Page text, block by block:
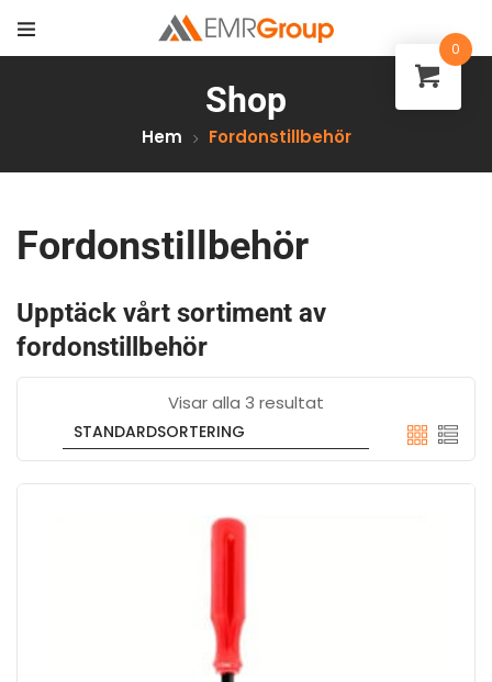
Shop
Hem Fordonstillbehör
Fordonstillbehör
Upptäck vårt sortiment av
fordonstillbehör
Visar alla 3 resultat
0